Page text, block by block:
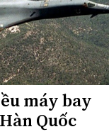
máy bay
Quốc